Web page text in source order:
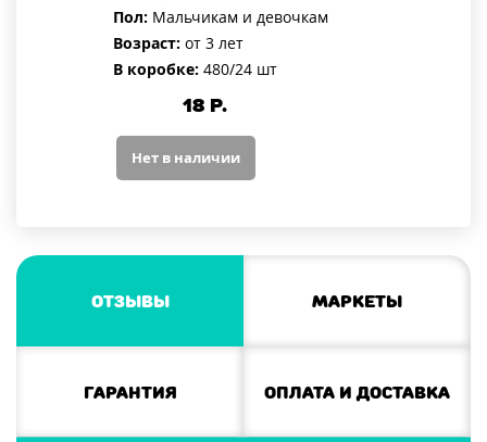
Пол: Мальчикам и девочкам
Возраст: от 3 лет
В коробке: 480/24 шт
18Р.
Нет в наличии
Отзывы Маркеты
Гарантия Оплата и доставка